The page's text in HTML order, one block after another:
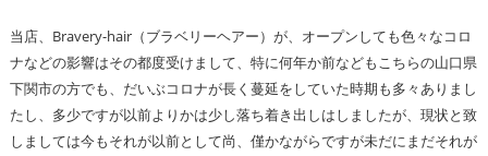
当店、Bravery-hair（ブラベリーヘアー）が、オープンしても色々なコロ
ナなどの影響はその都度受けまして、特に何年か前などもこちらの山口県
下関市の方でも、だいぶコロナが長く蔓延をしていた時期も多々ありまし
たし、多少ですが以前よりかは少し落ち着き出しはしましたが、現状と致
しましては今もそれが以前として尚、僅かながらですが未だにまだそれが